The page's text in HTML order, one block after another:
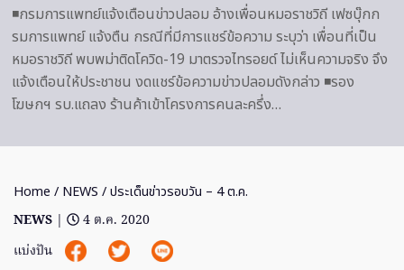
◾️กรมการแพทย์แจ้งเตือนข่าวปลอม อ้างเพื่อนหมอราชวิถี เฟซบุ๊กก
รมการแพทย์ แจ้งตืน กรณีที่มีการแชร์ข้อความ ระบุว่า เพื่อนที่เป็น
หมอราชวิถี พบพม่าติดโควิด-19 มาตรวจไทรอยด์ ไม่เห็นความจริง จึง
แจ้งเตือนให้ประชาชน งดแชร์ข้อความข่าวปลอมดังกล่าว ◾️รอง
โฆษกฯ รบ.แถลง ร้านค้าเข้าโครงการคนละครึ่ง…
Home / NEWS / ประเด็นข่าวรอบวัน – 4 ต.ค.
NEWS |
4 ต.ค. 2020
แบ่งปัน